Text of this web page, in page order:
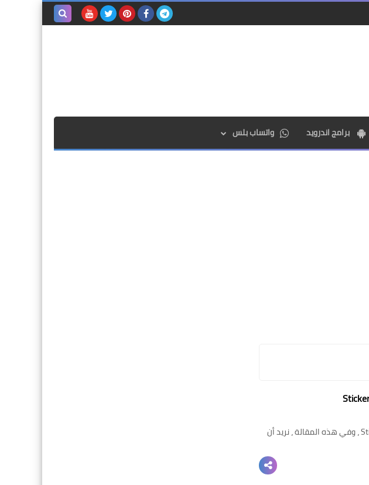
برامج اندرويد واتساب بلس
كيفية تصميم ملصقات واتساب باستخدام برامج Sticker.ly ، وفي هذه المقالة ، نريد أن